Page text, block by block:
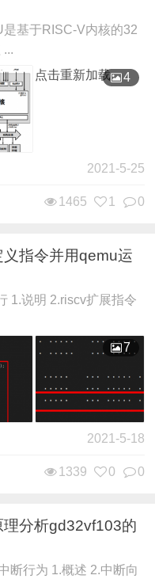
基于RISC-V内核的32
...
点击重新加载
4
2021-5-25
0
1
1465
指令并用qemu运
1.说明 2.riscv扩展指令
7
2021-5-18
0
0
1339
分析gd32vf103的
断行为 1.概述 2.中断向